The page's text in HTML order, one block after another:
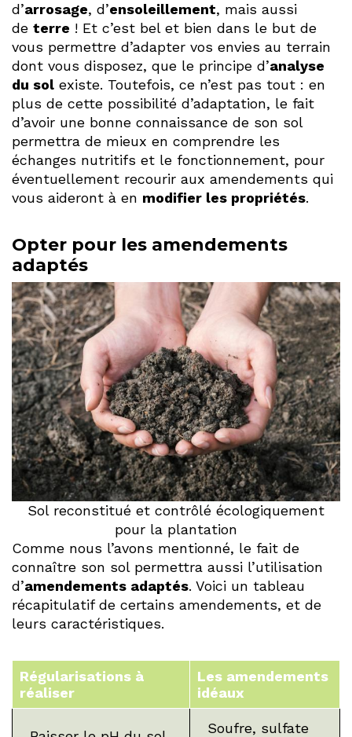
d’arrosage, d’ensoleillement, mais aussi
de terre ! Et c’est bel et bien dans le but de
vous permettre d’adapter vos envies au terrain
dont vous disposez, que le principe d’analyse
du sol existe. Toutefois, ce n’est pas tout : en
plus de cette possibilité d’adaptation, le fait
d’avoir une bonne connaissance de son sol
permettra de mieux en comprendre les
échanges nutritifs et le fonctionnement, pour
éventuellement recourir aux amendements qui
vous aideront à en modifier les propriétés.
Opter pour les amendements
adaptés
Sol reconstitué et contrôlé écologiquement
pour la plantation
Comme nous l’avons mentionné, le fait de
connaître son sol permettra aussi l’utilisation
d’amendements adaptés. Voici un tableau
récapitulatif de certains amendements, et de
leurs caractéristiques.
Régularisations à
réaliser
Les amendements
idéaux
Soufre, sulfate